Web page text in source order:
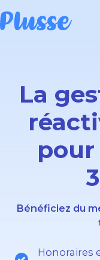
La
Bénéficiez du
Honoraires